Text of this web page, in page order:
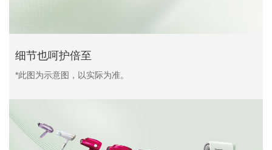
细节也呵护倍至
*此图为示意图，以实际为准。